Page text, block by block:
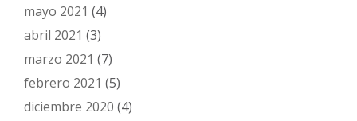
mayo 2021 (4)
abril 2021 (3)
marzo 2021 (7)
febrero 2021 (5)
diciembre 2020 (4)